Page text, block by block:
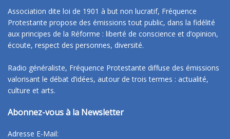
Association dite loi de 1901 à but non lucratif, Fréquence
Protestante propose des émissions tout public, dans la fidélité
aux principes de la Réforme : liberté de conscience et d’opinion,
écoute, respect des personnes, diversité.
Radio généraliste, Fréquence Protestante diffuse des émissions
valorisant le débat d’idées, autour de trois termes : actualité,
culture et arts.
Abonnez-vous à la Newsletter
Adresse E-Mail: